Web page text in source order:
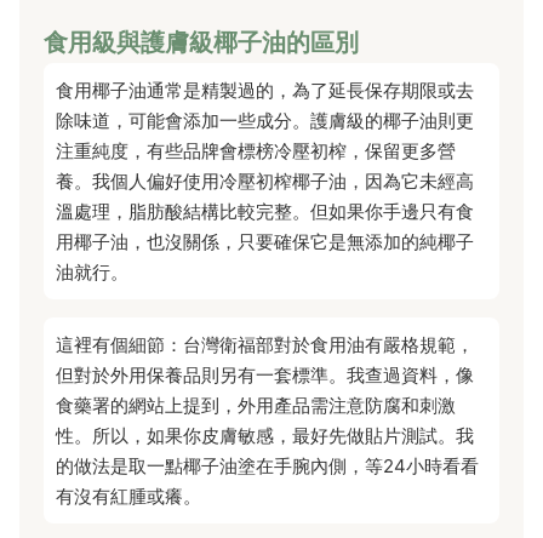
食用級與護膚級椰子油的區別
食用椰子油通常是精製過的，為了延長保存期限或去
除味道，可能會添加一些成分。護膚級的椰子油則更
注重純度，有些品牌會標榜冷壓初榨，保留更多營
養。我個人偏好使用冷壓初榨椰子油，因為它未經高
溫處理，脂肪酸結構比較完整。但如果你手邊只有食
用椰子油，也沒關係，只要確保它是無添加的純椰子
油就行。
這裡有個細節：台灣衛福部對於食用油有嚴格規範，
但對於外用保養品則另有一套標準。我查過資料，像
食藥署的網站上提到，外用產品需注意防腐和刺激
性。所以，如果你皮膚敏感，最好先做貼片測試。我
的做法是取一點椰子油塗在手腕內側，等24小時看看
有沒有紅腫或癢。